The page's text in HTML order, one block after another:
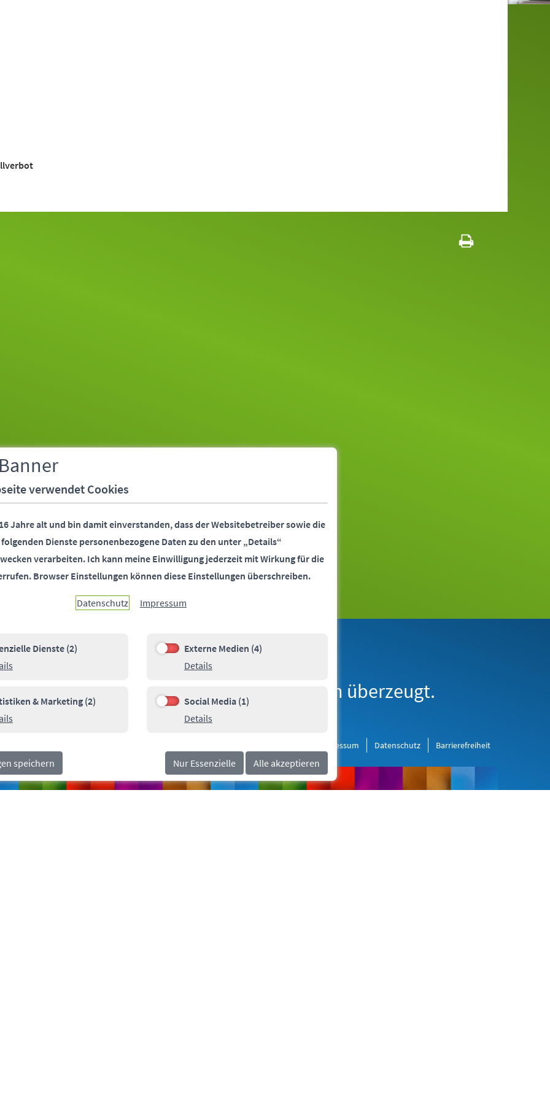
Paderborn überzeugt.
Impressum Datenschutz Barrierefreiheit
verwendet Cookies
Jahre alt und bin damit einverstanden, dass der Websitebetreiber sowie die
Dienste personenbezogene Daten zu den unter „Details“
verarbeiten. Ich kann meine Einwilligung jederzeit mit Wirkung für die
Browser Einstellungen können diese Einstellungen überschreiben.
Datenschutz Impressum
Dienste (2)
Dienste (2)
Externe Medien (4)
Externe Medien (4)
Details
Marketing (2)
& Marketing (2)
Social Media (1)
Social Media (1)
Details
speichern Nur Essenzielle Alle akzeptieren